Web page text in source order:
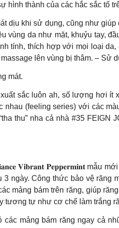
hình thành của các hắc sắc tố
dịu khi sử dụng, cũng như
vùng da như mặt, khuỷu tay,
tính, thích hợp với mọi loại
lên vùng bị thâm. – Sử
mát.
sắc luôn ah, số lượng hơi
nhau (feeling series) với các
thu” nha cả nhà #35
𝐕𝐢𝐛𝐫𝐚𝐧𝐭 𝐏𝐞𝐩𝐩𝐞𝐫𝐦𝐢𝐧𝐭
3 ngày. Công thức bảo vệ
mảng bám trên răng, giúp
tương tự như cơ chế làm trắng
mảng bám răng ngay cả